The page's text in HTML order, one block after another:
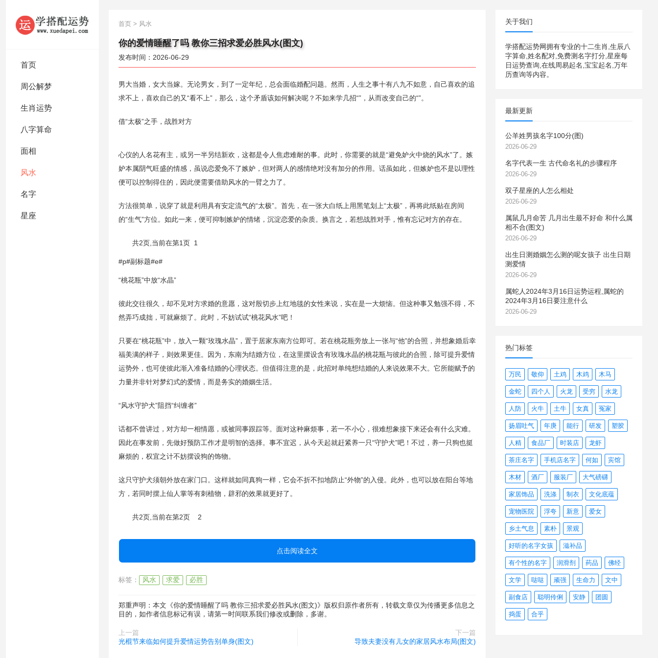
首页
周公解梦
生肖运势
八字算命
面相
风水
名字
星座
首页 > 风水
你的爱情睡醒了吗 教你三招求爱必胜风水(图文)
发布时间：2026-06-29
男大当婚，女大当嫁。无论男女，到了一定年纪，总会面临婚配问题。然而，人生之事十有八九不如意，自己喜欢的追
求不上，喜欢自己的又“看不上”，那么，这个矛盾该如何解决呢？不如来学几招“”，从而改变自己的“”。
借“太极”之手，战胜对方
心仪的人名花有主，或另一半另结新欢，这都是令人焦虑难耐的事。此时，你需要的就是“避免妒火中烧的风水”了。嫉
妒本属阴气旺盛的情感，虽说恋爱免不了嫉妒，但对两人的感情绝对没有加分的作用。话虽如此，但嫉妒也不是以理性
便可以控制得住的，因此便需要借助风水的一臂之力了。
方法很简单，说穿了就是利用具有安定流气的“太极”。首先，在一张大白纸上用黑笔划上“太极”，再将此纸贴在房间
的“生气”方位。如此一来，便可抑制嫉妒的情绪，沉淀恋爱的杂质。换言之，若想战胜对手，惟有忘记对方的存在。
共2页,当前在第1页 1
#p#副标题#e#
“桃花瓶”中放“水晶”
彼此交往很久，却不见对方求婚的意愿，这对殷切步上红地毯的女性来说，实在是一大烦恼。但这种事又勉强不得，不
然弄巧成拙，可就麻烦了。此时，不妨试试“桃花风水”吧！
只要在“桃花瓶”中，放入一颗“玫瑰水晶”，置于居家东南方位即可。若在桃花瓶旁放上一张与“他”的合照，并想象婚后幸
福美满的样子，则效果更佳。因为，东南为结婚方位，在这里摆设含有玫瑰水晶的桃花瓶与彼此的合照，除可提升爱情
运势外，也可使彼此渐入准备结婚的心理状态。但值得注意的是，此招对单纯想结婚的人来说效果不大。它所能赋予的
力量并非针对梦幻式的爱情，而是务实的婚姻生活。
“风水守护犬”阻挡“纠缠者”
话都不曾讲过，对方却一相情愿，或被同事跟踪等。面对这种麻烦事，若一不小心，很难想象接下来还会有什么灾难。
因此在事发前，先做好预防工作才是明智的选择。事不宜迟，从今天起就赶紧养一只“守护犬”吧！不过，养一只狗也挺
麻烦的，权宜之计不妨摆设狗的饰物。
这只守护犬须朝外放在家门口。这样就如同真狗一样，它会不折不扣地防止“外物”的入侵。此外，也可以放在阳台等地
方，若同时摆上仙人掌等有刺植物，辟邪的效果就更好了。
共2页,当前在第2页 2
点击阅读全文
标签： 风水 求爱 必胜
郑重声明：本文《你的爱情睡醒了吗 教你三招求爱必胜风水(图文)》版权归原作者所有，转载文章仅为传播更多信息之
目的，如作者信息标记有误，请第一时间联系我们修改或删除，多谢。
上一篇
光棍节来临如何提升爱情运势告别单身(图文)
下一篇
导致夫妻没有儿女的家居风水布局(图文)
关于我们
学搭配运势网拥有专业的十二生肖,生辰八
字算命,姓名配对,免费测名字打分,星座每
日运势查询,在线周易起名,宝宝起名,万年
历查询等内容。
最新更新
公羊姓男孩名字100分(图)
2026-06-29
名字代表一生 古代命名礼的步骤程序
2026-06-29
双子星座的人怎么相处
2026-06-29
属鼠几月命苦 几月出生最不好命 和什么属
相不合(图文)
2026-06-29
出生日测婚姻怎么测的呢女孩子 出生日期
测爱情
2026-06-29
属蛇人2024年3月16日运势运程,属蛇的
2024年3月16日要注意什么
2026-06-29
热门标签
万民 敬仰 土鸡 木鸡 木马
金蛇 四个人 火龙 受穷 水龙
人防 火牛 土牛 女真 冤家
扬眉吐气 年庚 能行 研发 塑胶
人精 食品厂 时装店 龙虾
茶庄名字 手机店名字 何如 宾馆
木材 酒厂 服装厂 大气磅礴
家居饰品 洗涤 制衣 文化底蕴
宠物医院 浮夸 新意 爱女
乡土气息 素朴 景观
好听的名字女孩 滋补品
有个性的名字 润滑剂 药品 佛经
文学 哒哒 顽强 生命力 文中
副食店 聪明伶俐 安静 团圆
捣蛋 合乎